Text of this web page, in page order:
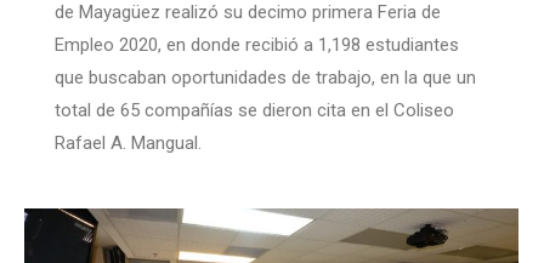
de Mayagüez realizó su decimo primera Feria de
Empleo 2020, en donde recibió a 1,198 estudiantes
que buscaban oportunidades de trabajo, en la que un
total de 65 compañías se dieron cita en el Coliseo
Rafael A. Mangual.